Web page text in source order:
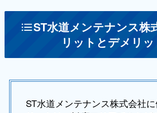
ST水道メンテナンス株
リットとデメリッ
ST水道メンテナンス株式会社